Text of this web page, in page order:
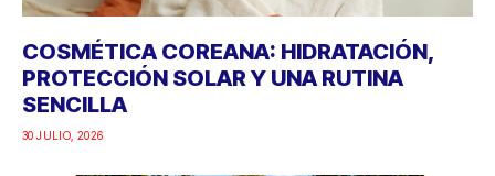
COSMÉTICA COREANA: HIDRATACIÓN,
PROTECCIÓN SOLAR Y UNA RUTINA
SENCILLA
30 JULIO, 2026